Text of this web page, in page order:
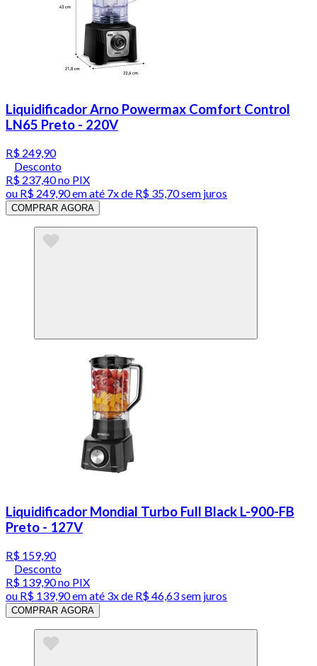
Liquidificador Arno Powermax Comfort Control
LN65 Preto - 220V
R$ 249,90
Desconto
R$ 237,40no PIX
ou R$ 249,90em até 7x de R$ 35,70 sem juros
COMPRAR AGORA
Liquidificador Mondial Turbo Full Black L-900-FB
Preto - 127V
R$ 159,90
Desconto
R$ 139,90no PIX
ou R$ 139,90em até 3x de R$ 46,63 sem juros
COMPRAR AGORA